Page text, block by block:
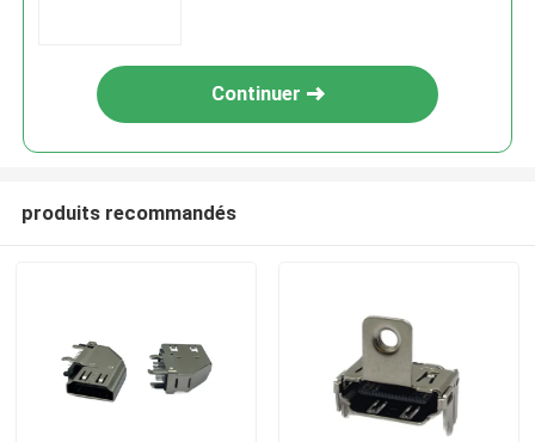
Continuer
produits recommandés